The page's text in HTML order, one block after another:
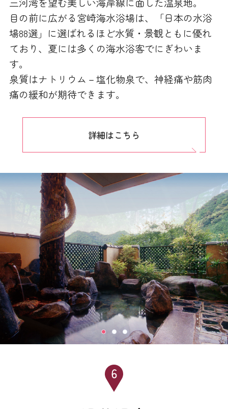
目の前に広がる宮崎海水浴場は、「日本の水浴
場88選」に選ばれるほど水質・景観ともに優れ
ており、夏には多くの海水浴客でにぎわいま
す。
泉質はナトリウム－塩化物泉で、神経痛や筋肉
痛の緩和が期待できます。
詳細はこちら